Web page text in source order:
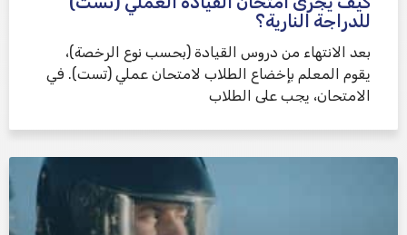
للدراجة النارية؟
بعد الانتهاء من دروس القيادة (بحسب نوع الرخصة)،
يقوم المعلم بإخضاع الطلاب لامتحان عملي (تست). في
الامتحان، يجب على الطلاب